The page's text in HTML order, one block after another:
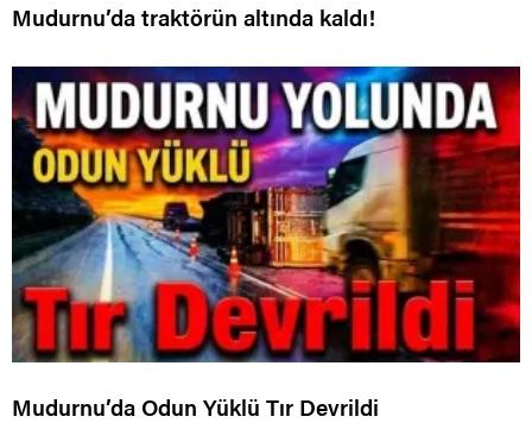
Mudurnu’da traktörün altında kaldı!
Mudurnu’da Odun Yüklü Tır Devrildi